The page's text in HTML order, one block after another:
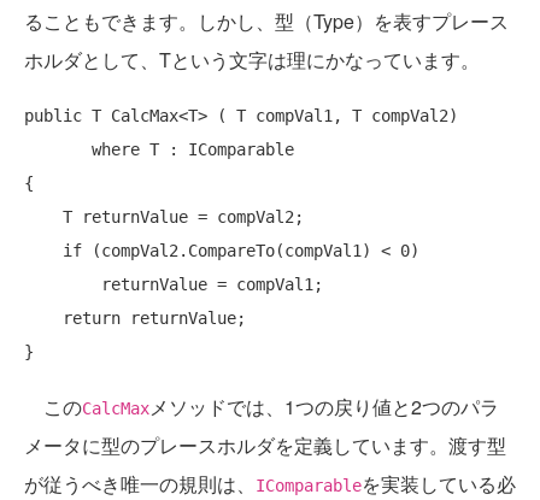
ることもできます。しかし、型（Type）を表すプレース
ホルダとして、Tという文字は理にかなっています。
public T CalcMax<T> ( T compVal1, T compVal2)
{
if (compVal2.CompareTo(compVal1) < 0)
return returnValue;
このCalcMaxメソッドでは、1つの戻り値と2つのパラ
メータに型のプレースホルダを定義しています。渡す型
が従うべき唯一の規則は、
IComparableを実装している必